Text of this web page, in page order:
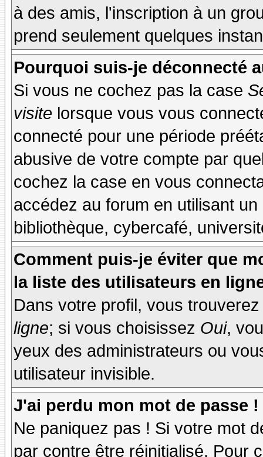
à des amis, l'inscription à un
prend seulement quelques
Pourquoi suis-je déconnecté
Si vous ne cochez pas la case
visite lorsque vous vous
connecté pour une période
abusive de votre compte par
cochez la case en vous
accédez au forum en utilisant
bibliothèque, cybercafé,
Comment puis-je éviter que
la liste des utilisateurs en
Dans votre profil, vous
ligne; si vous choisissez Oui,
yeux des administrateurs ou
utilisateur invisible.
J'ai perdu mon mot de passe !
Ne paniquez pas ! Si votre mot
par contre être réinitialisé. Pour